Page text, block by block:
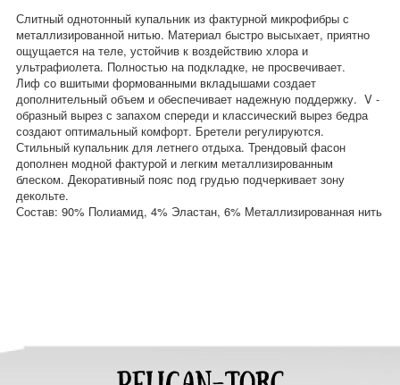
Слитный однотонный купальник из фактурной микрофибры с
металлизированной нитью. Материал быстро высыхает, приятно
ощущается на теле, устойчив к воздействию хлора и
ультрафиолета. Полностью на подкладке, не просвечивает.
Лиф со вшитыми формованными вкладышами создает
дополнительный объем и обеспечивает надежную поддержку. V -
образный вырез с запахом спереди и классический вырез бедра
создают оптимальный комфорт. Бретели регулируются.
Стильный купальник для летнего отдыха. Трендовый фасон
дополнен модной фактурой и легким металлизированным
блеском. Декоративный пояс под грудью подчеркивает зону
декольте.
Состав: 90% Полиамид, 4% Эластан, 6% Металлизированная нить